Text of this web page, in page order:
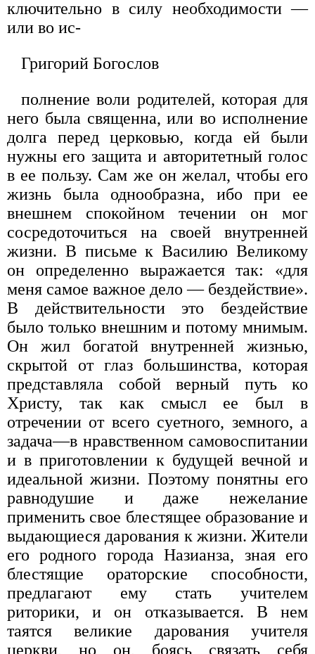
ключительно в силу необходимости —
или во ис-
Григорий Богослов
полнение воли родителей, которая для
него была священна, или во исполнение
долга перед церковью, когда ей были
нужны его защита и авторитетный голос
в ее пользу. Сам же он желал, чтобы его
жизнь была однообразна, ибо при ее
внешнем спокойном течении он мог
сосредоточиться на своей внутренней
жизни. В письме к Василию Великому
он определенно выражается так: «для
меня самое важное дело — бездействие».
В действительности это бездействие
было только внешним и потому мнимым.
Он жил богатой внутренней жизнью,
скрытой от глаз большинства, которая
представляла собой верный путь ко
Христу, так как смысл ее был в
отречении от всего суетного, земного, а
задача—в нравственном самовоспитании
и в приготовлении к будущей вечной и
идеальной жизни. Поэтому понятны его
равнодушие и даже нежелание
применить свое блестящее образование и
выдающиеся дарования к жизни. Жители
его родного города Назианза, зная его
блестящие ораторские способности,
предлагают ему стать учителем
риторики, и он отказывается. В нем
таятся великие дарования учителя
церкви, но он, боясь связать себя